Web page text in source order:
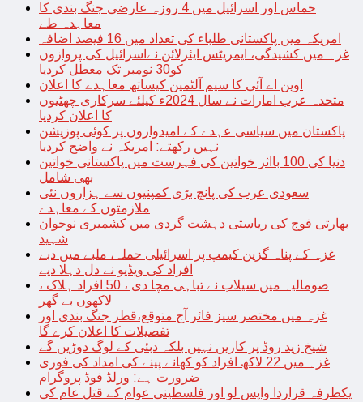
حماس اور اسرائیل میں 4 روزہ عارضی جنگ بندی کا
معاہدہ طے
امریکہ میں پاکستانی طلباء کی تعداد میں 16 فیصد اضافہ
غزہ میں کشیدگی، ایمریٹس ایئرلائن نےاسرائیل کی پروازوں
کو30 نومبر تک معطل کردیا
اوپن اے آئی کا سیم آلٹمین کیساتھ معاہدے کا اعلان
متحدہ عرب امارات نے سال 2024ء کیلئے سرکاری چھٹیوں
کا اعلان کردیا
پاکستان میں سیاسی عہدے کے امیدواروں پر کوئی پوزیشن
نہیں رکھتے: امریکہ نے واضح کردیا
دنیا کی 100 بااثر خواتین کی فہرست میں پاکستانی خواتین
بھی شامل
سعودی عرب کی پانچ بڑی کمپنیوں سے ہزاروں نئی
ملازمتوں کے معاہدے
بھارتی فوج کی ریاستی دہشت گردی میں کشمیری نوجوان
شہید
غزہ کے پناہ گزین کیمپ پر اسرائیلی حملہ، ملبے میں دبے
افراد کی ویڈیو نے دل دہلا دیے
صومالیہ میں سیلاب نے تباہی مچا دی ، 50 افراد ہلاک ،
لاکھوں بے گھر
غزہ میں مختصر سیز فائر آج متوقع،قطر جنگ بندی اور
تفصیلات کا اعلان کرے گا
شیخ زید روڈ پر کاریں نہیں بلکہ دبئی کے لوگ دوڑیں گے
غزہ میں 22 لاکھ افراد کو کھانے پینے کی امداد کی فوری
ضرورت ہے: ورلڈ فوڈ پروگرام
یکطرفہ قراردا واپس لو اور فلسطینی عوام کے قتل عام کی